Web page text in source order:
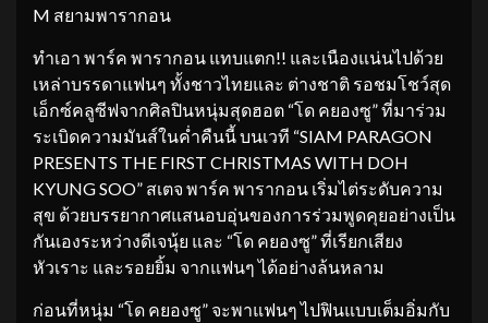
M สยามพารากอน
ทำเอา พาร์ค พารากอน แทบแตก!! และเนืองแน่นไปด้วย
เหล่าบรรดาแฟนๆ ทั้งชาวไทยและ ต่างชาติ รอชมโชว์สุด
เอ็กซ์คลูซีฟจากศิลปินหนุ่มสุดฮอต “โด คยองซู” ที่มาร่วม
ระเบิดความมันส์ในค่ำคืนนี้ บนเวที “SIAM PARAGON
PRESENTS THE FIRST CHRISTMAS WITH DOH
KYUNG SOO” สเตจ พาร์ค พารากอน เริ่มไต่ระดับความ
สุข ด้วยบรรยากาศแสนอบอุ่นของการร่วมพูดคุยอย่างเป็น
กันเองระหว่างดีเจนุ้ย และ “โด คยองซู” ที่เรียกเสียง
หัวเราะ และรอยยิ้ม จากแฟนๆ ได้อย่างล้นหลาม
ก่อนที่หนุ่ม “โด คยองซู” จะพาแฟนๆ ไปฟินแบบเต็มอิ่มกับ